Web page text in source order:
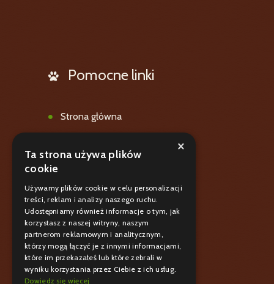
Pomocne linki
Strona główna
Galeria
Polityka prywatnośći
Kontakt
×
Ta strona używa plików
cookie
Używamy plików cookie w celu personalizacji
treści, reklam i analizy naszego ruchu.
Udostępniamy również informacje o tym, jak
korzystasz z naszej witryny, naszym
partnerom reklamowym i analitycznym,
którzy mogą łączyć je z innymi informacjami,
które im przekazałeś lub które zebrali w
wyniku korzystania przez Ciebie z ich usług.
Dowiedz się więcej